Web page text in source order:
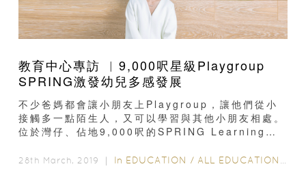
教育中心專訪 ︳9,000呎星級Playgroup
SPRING激發幼兒多感發展
不少爸媽都會讓小朋友上Playgroup，讓他們從小
接觸多一點陌生人，又可以學習與其他小朋友相處。
位於灣仔、佔地9,000呎的SPRING Learning
28th March, 2019 ｜ In EDUCATION / ALL EDUCATION